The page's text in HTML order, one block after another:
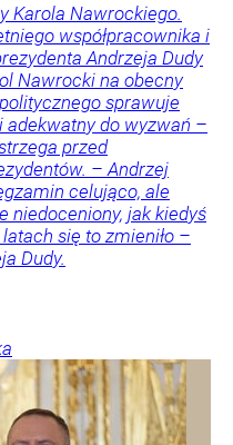
Karola Nawrockiego.
współpracownika i
Andrzeja Dudy
Nawrocki na obecny
sprawuje
adekwatny do wyzwań –
przed
– Andrzej
celująco, ale
niedoceniony, jak kiedyś
się to zmieniło –
Dudy.